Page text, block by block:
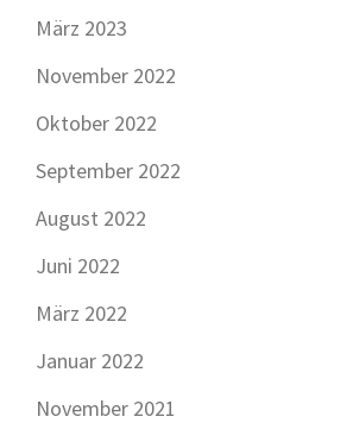
März 2023
November 2022
Oktober 2022
September 2022
August 2022
Juni 2022
März 2022
Januar 2022
November 2021